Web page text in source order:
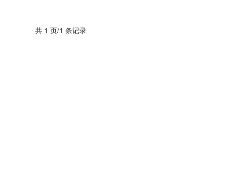
共 1 页/1 条记录